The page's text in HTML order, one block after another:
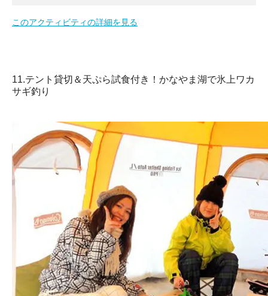
このアクティビティの詳細を見る
11.テント貸切＆天ぷら試食付き！かなやま湖で氷上ワカ
サギ釣り